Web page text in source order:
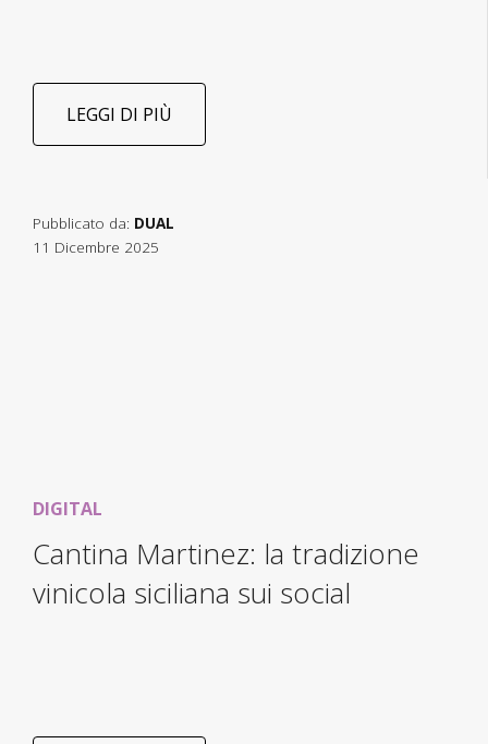
LEGGI DI PIÙ
Pubblicato da: DUAL
11 Dicembre 2025
DIGITAL
Cantina Martinez: la tradizione
vinicola siciliana sui social